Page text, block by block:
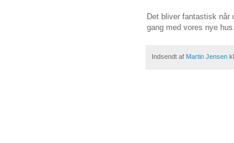
Det bliver fantastisk når
gang med vores nye hus.
Indsendt af Martin Jensen kl.